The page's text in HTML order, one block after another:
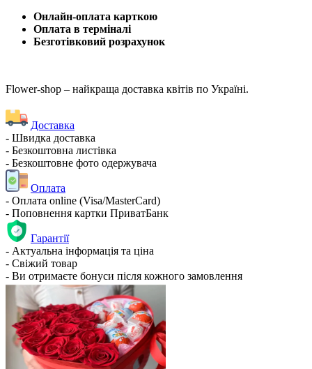
Онлайн-оплата карткою
Оплата в терміналі
Безготівковий розрахунок
Flower-shop – найкраща доставка квітів по Україні.
Доставка
- Швидка доставка
- Безкоштовна листівка
- Безкоштовне фото одержувача
Оплата
- Оплата online (Visa/MasterCard)
- Поповнення картки ПриватБанк
Гарантії
- Актуальна інформація та ціна
- Свіжий товар
- Ви отримаєте бонуси після кожного замовлення